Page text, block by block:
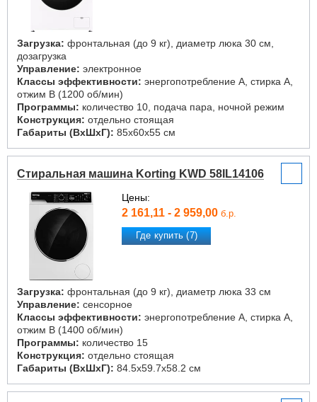
Загрузка: фронтальная (до 9 кг), диаметр люка 30 см,
дозагрузка
Управление: электронное
Классы эффективности: энергопотребление A, стирка A,
отжим B (1200 об/мин)
Программы: количество 10, подача пара, ночной режим
Конструкция: отдельно стоящая
Габариты (ВxШxГ): 85x60x55 см
Стиральная машина Korting KWD 58IL14106
Цены:
2 161,11 - 2 959,00 б.р.
Где купить (7)
Загрузка: фронтальная (до 9 кг), диаметр люка 33 см
Управление: сенсорное
Классы эффективности: энергопотребление A, стирка A,
отжим B (1400 об/мин)
Программы: количество 15
Конструкция: отдельно стоящая
Габариты (ВxШxГ): 84.5x59.7x58.2 см